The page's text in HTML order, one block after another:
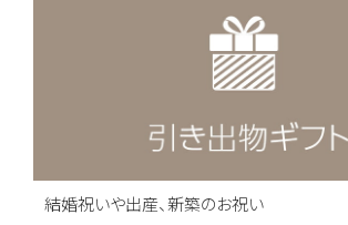
結婚祝いや出産、新築のお祝い